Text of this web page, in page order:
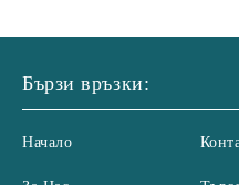
Бързи връзки:
Начало